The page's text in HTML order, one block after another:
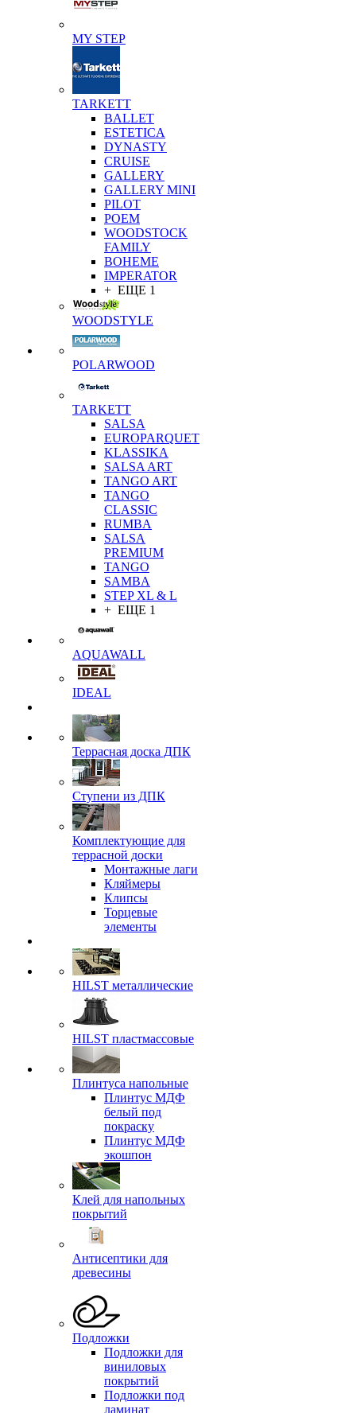
MY STEP
TARKETT
BALLET
ESTETICA
DYNASTY
CRUISE
GALLERY
GALLERY MINI
PILOT
POEM
WOODSTOCK
FAMILY
BOHEME
IMPERATOR
+ ЕЩЕ 1
WOODSTYLE
POLARWOOD
TARKETT
SALSA
EUROPARQUET
KLASSIKA
SALSA ART
TANGO ART
TANGO
CLASSIC
RUMBA
SALSA
PREMIUM
TANGO
SAMBA
STEP XL & L
+ ЕЩЕ 1
AQUAWALL
IDEAL
Террасная доска ДПК
Ступени из ДПК
Комплектующие для
террасной доски
Монтажные лаги
Кляймеры
Клипсы
Торцевые
элементы
HILST металлические
HILST пластмассовые
Плинтуса напольные
Плинтус МДФ
белый под
покраску
Плинтус МДФ
экошпон
Клей для напольных
покрытий
Антисептики для
древесины
Подложки
Подложки для
виниловых
покрытий
Подложки под
ламинат